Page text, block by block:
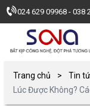
024 629 09968 - 038
Trang chủ Tin
Lúc Được Không?